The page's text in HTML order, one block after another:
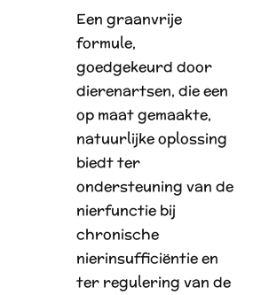
Een graanvrije
formule,
goedgekeurd door
dierenartsen, die een
op maat gemaakte,
natuurlijke oplossing
biedt ter
ondersteuning van de
nierfunctie bij
chronische
nierinsufficiëntie en
ter regulering van de